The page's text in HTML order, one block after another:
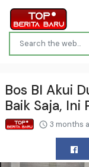
Bos BI Akui
Baik Saja, Ini
3 months